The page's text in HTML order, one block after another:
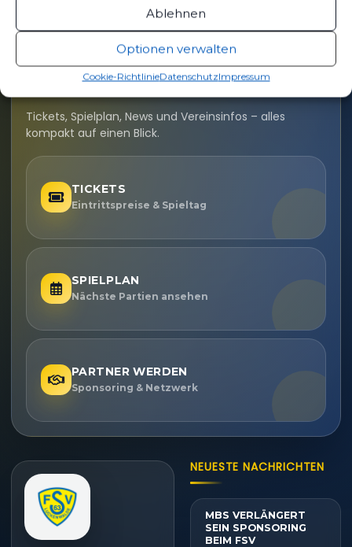
Ablehnen
Optionen verwalten
Cookie-RichtlinieDatenschutzImpressum
OFFIZIELLE VEREINSSEITE
DEIN HEIMSPIEL. DEIN FSV.
Tickets, Spielplan, News und Vereinsinfos – alles
kompakt auf einen Blick.
TICKETS
Eintrittspreise & Spieltag
SPIELPLAN
Nächste Partien ansehen
PARTNER WERDEN
Sponsoring & Netzwerk
NEUESTE NACHRICHTEN
MBS VERLÄNGERT
SEIN SPONSORING
BEIM FSV